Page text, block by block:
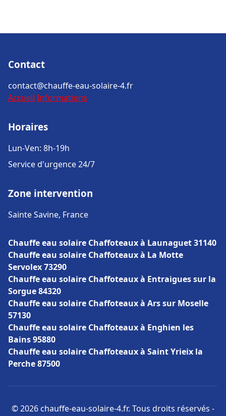
Contact
contact@chauffe-eau-solaire-4.fr
Accueil Informations
Horaires
Lun-Ven: 8h-19h
Service d'urgence 24/7
Zone intervention
Sainte Savine, France
Chauffe eau solaire Chaffoteaux à Launaguet 31140
Chauffe eau solaire Chaffoteaux à La Motte
Servolex 73290
Chauffe eau solaire Chaffoteaux à Entraigues sur la
Sorgue 84320
Chauffe eau solaire Chaffoteaux à Ars sur Moselle
57130
Chauffe eau solaire Chaffoteaux à Enghien les
Bains 95880
Chauffe eau solaire Chaffoteaux à Saint Yrieix la
Perche 87500
© 2026 chauffe-eau-solaire-4.fr. Tous droits réservés -